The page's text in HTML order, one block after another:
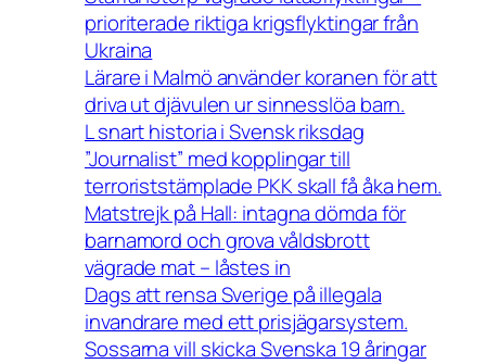
prioriterade riktiga krigsflyktingar från
Ukraina
Lärare i Malmö använder koranen för att
driva ut djävulen ur sinnesslöa barn.
L snart historia i Svensk riksdag
”Journalist” med kopplingar till
terroriststämplade PKK skall få åka hem.
Matstrejk på Hall: intagna dömda för
barnamord och grova våldsbrott
vägrade mat – låstes in
Dags att rensa Sverige på illegala
invandrare med ett prisjägarsystem.
Sossarna vill skicka Svenska 19 åringar